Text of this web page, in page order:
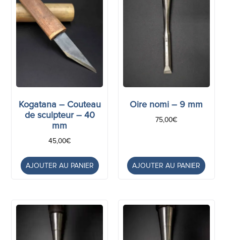
Kogatana – Couteau
de sculpteur – 40
mm
45,00€
AJOUTER AU PANIER
Oire nomi – 9 mm
75,00€
AJOUTER AU PANIER